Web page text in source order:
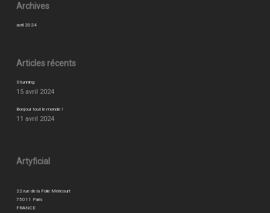
Archives
avril 2024
Articles récents
Stunning
15 avril 2024
Bonjour tout le monde !
11 avril 2024
Artyficial
22 rue de la Folie Méricourt
75011 Paris
FRANCE